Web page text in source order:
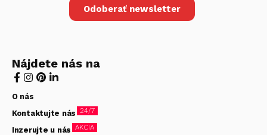
Odoberať newsletter
Nájdete nás na
O nás
Kontaktujte nás 24/7
Inzerujte u nás AKCIA